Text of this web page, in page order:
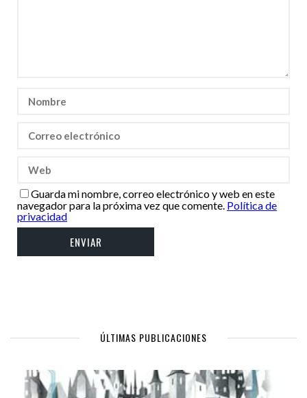
Guarda mi nombre, correo electrónico y web en este
navegador para la próxima vez que comente. Política de
privacidad
ÚLTIMAS PUBLICACIONES